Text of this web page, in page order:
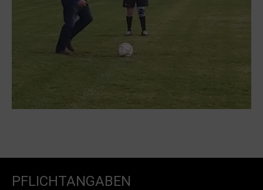
PFLICHTANGABEN